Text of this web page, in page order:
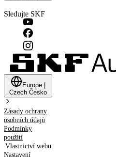
Sledujte SKF
Europe
Czech Česko
Zásady ochrany
osobních údajů
Podmínky
použití
Vlastnictví webu
Nastavení